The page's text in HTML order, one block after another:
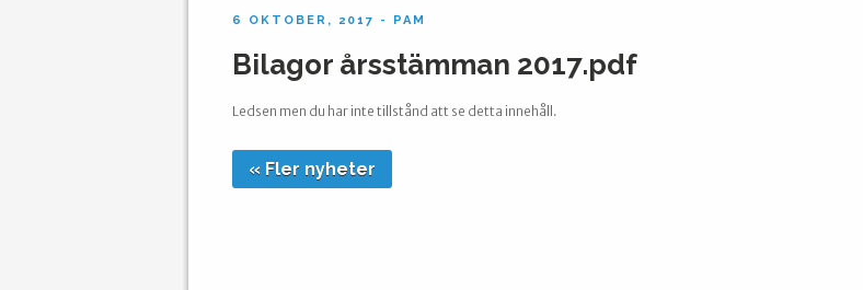
6 OKTOBER, 2017 - PAM
Bilagor årsstämman 2017.pdf
Ledsen men du har inte tillstånd att se detta innehåll.
« Fler nyheter